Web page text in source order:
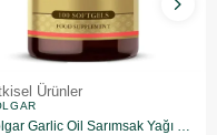
Ürünler
Solgar Garlic Oil Sarımsak Yağı 100 Kapsül